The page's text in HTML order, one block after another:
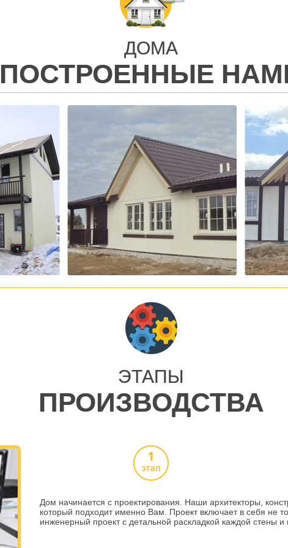
ДОМА
ПОСТРОЕННЫЕ
ЭТАПЫ
ПРОИЗВОДСТВА
Дом начинается с проектирования. Наши архитекторы,
который подходит именно Вам. Проект включает в себя не
инженерный проект с детальной раскладкой каждой стены